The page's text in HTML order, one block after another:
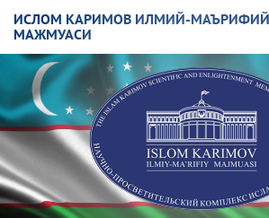
ИСЛОМ КАРИМОВ ИЛМИЙ-МАЪРИФИЙ
МАЖМУАСИ